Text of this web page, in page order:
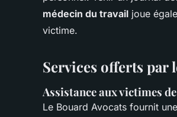
médecin du travail joue
victime.
Services offerts par
Assistance aux victimes
Le Bouard Avocats fournit une